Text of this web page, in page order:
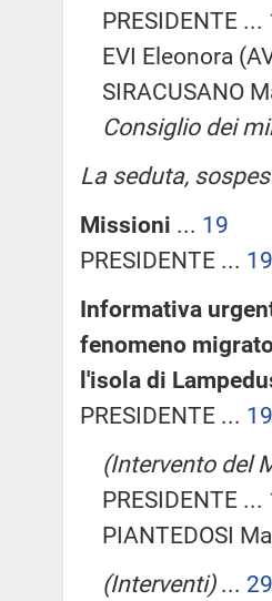
PRESIDENTE ...
EVI Eleonora
SIRACUSANO
Consiglio dei
La seduta,
Missioni ... 19
PRESIDENTE ... 19
Informativa
fenomeno
l'isola di
PRESIDENTE ... 19
(Intervento del
PRESIDENTE ...
PIANTEDOSI
(Interventi)... 29